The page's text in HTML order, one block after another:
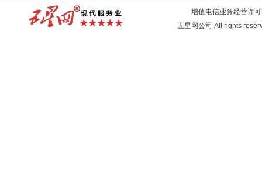
增值电信业务经营许
五星网公司 All rights